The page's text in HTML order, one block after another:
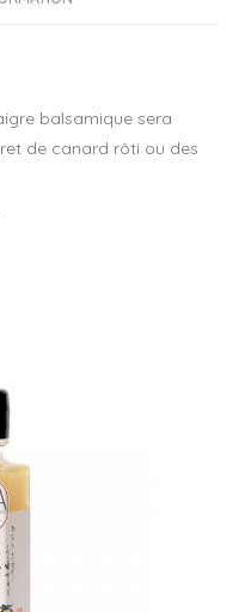
balsamique sera
de canard rôti ou des